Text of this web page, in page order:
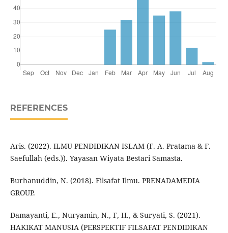
REFERENCES
Aris. (2022). ILMU PENDIDIKAN ISLAM (F. A. Pratama & F.
Saefullah (eds.)). Yayasan Wiyata Bestari Samasta.
Burhanuddin, N. (2018). Filsafat Ilmu. PRENADAMEDIA
GROUP.
Damayanti, E., Nuryamin, N., F, H., & Suryati, S. (2021).
HAKIKAT MANUSIA (PERSPEKTIF FILSAFAT PENDIDIKAN